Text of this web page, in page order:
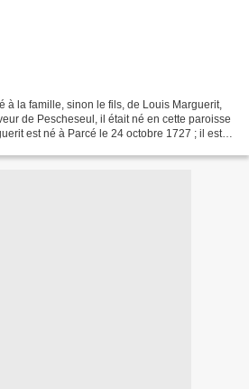
à la famille, sinon le fils, de Louis Marguerit,
de Pescheseul, il était né en cette paroisse
est né à Parcé le 24 octobre 1727 ; il est